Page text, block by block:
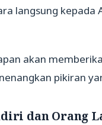
langsung
akan
pikiran
dan Orang